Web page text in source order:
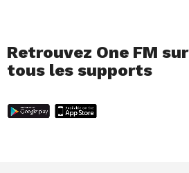
Retrouvez One FM sur
tous les supports